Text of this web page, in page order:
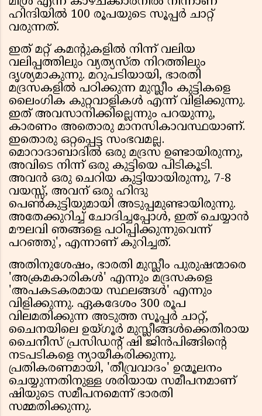
ഹിന്ദിയില്‍ 100 രൂപയുടെ സൂപ്പര്‍ ചാറ്റ്
വരുന്നത്.
ഇത് മറ്റ് കമന്റുകളില്‍ നിന്ന് വലിയ
വലിപ്പത്തിലും വ്യത്യസ്ത നിറത്തിലും
ദൃശ്യമാകുന്നു. മറുപടിയായി, ഭാരതി
മദ്രസകളില്‍ പഠിക്കുന്ന മുസ്ലീം കുട്ടികളെ
ലൈംഗിക കുറ്റവാളികള്‍ എന്ന് വിളിക്കുന്നു.
ഇത് അവസാനിക്കില്ലെന്നും പറയുന്നു,
കാരണം അതൊരു മാനസികാവസ്ഥയാണ്.
ഇതൊരു ഒറ്റപ്പെട്ട സംഭവമല്ല.
മൊറാദാബാദില്‍ ഒരു മദ്രസ ഉണ്ടായിരുന്നു,
അവിടെ നിന്ന് ഒരു കുട്ടിയെ പിടികൂടി.
അവന്‍ ഒരു ചെറിയ കുട്ടിയായിരുന്നു, 7-8
വയസ്സ്, അവന് ഒരു ഹിന്ദു
പെണ്‍കുട്ടിയുമായി അടുപ്പമുണ്ടായിരുന്നു.
അതേക്കുറിച്ച് ചോദിച്ചപ്പോള്‍, ഇത് ചെയ്യാന്‍
മൗലവി ഞങ്ങളെ പഠിപ്പിക്കുന്നുവെന്ന്
പറഞ്ഞു', എന്നാണ് കുറിച്ചത്.
അതിനുശേഷം, ഭാരതി മുസ്ലീം പുരുഷന്മാരെ
'അക്രമകാരികള്‍' എന്നും മദ്രസകളെ
'അപകടകരമായ സ്ഥലങ്ങള്‍' എന്നും
വിളിക്കുന്നു. ഏകദേശം 300 രൂപ
വിലമതിക്കുന്ന അടുത്ത സൂപ്പര്‍ ചാറ്റ്,
ചൈനയിലെ ഉയ്ഗൂര്‍ മുസ്ലീങ്ങള്‍ക്കെതിരായ
ചൈനീസ് പ്രസിഡന്റ് ഷി ജിന്‍പിങ്ങിന്റെ
നടപടികളെ ന്യായീകരിക്കുന്നു.
പ്രതികരണമായി, 'തീവ്രവാദം' ഉന്മൂലനം
ചെയ്യുന്നതിനുള്ള ശരിയായ സമീപനമാണ്
ഷിയുടെ സമീപനമെന്ന് ഭാരതി
സമ്മതിക്കുന്നു.